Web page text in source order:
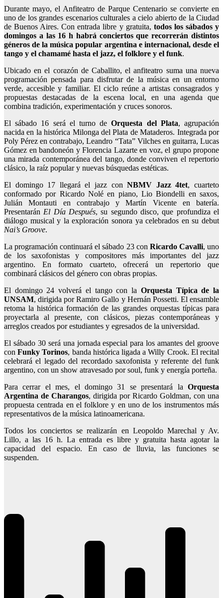
Durante mayo, el Anfiteatro de Parque Centenario se convierte en
uno de los grandes escenarios culturales a cielo abierto de la Ciudad
de Buenos Aires. Con entrada libre y gratuita, todos los sábados y
domingos a las 16 h habrá conciertos que recorrerán distintos
géneros de la música popular argentina e internacional, desde el
tango y el chamamé hasta el jazz, el folklore y el funk.
Ubicado en el corazón de Caballito, el anfiteatro suma una nueva
programación pensada para disfrutar de la música en un entorno
verde, accesible y familiar. El ciclo reúne a artistas consagrados y
propuestas destacadas de la escena local, en una agenda que
combina tradición, experimentación y cruces sonoros.
El sábado 16 será el turno deOrquesta del Plata, agrupación
nacida en la histórica Milonga del Plata de Mataderos. Integrada por
Poly Pérez en contrabajo, Leandro “Tata” Vilches en guitarra, Lucas
Gómez en bandoneón y Florencia Lazarte en voz, el grupo propone
una mirada contemporánea del tango, donde conviven el repertorio
clásico, la raíz popular y nuevas búsquedas estéticas.
El domingo 17 llegará el jazz conNBMV Jazz 4tet, cuarteto
conformado por Ricardo Nolé en piano, Lio Biondelli en saxos,
Julián Montauti en contrabajo y Martín Vicente en batería.
PresentaránEl Día Después, su segundo disco, que profundiza el
diálogo musical y la exploración sonora ya celebrados en su debut
Nai’s Groove.
La programación continuará el sábado 23 con Ricardo Cavalli, uno
de los saxofonistas y compositores más importantes del jazz
argentino. En formato cuarteto, ofrecerá un repertorio que
combinará clásicos del género con obras propias.
El domingo 24 volverá el tango con la Orquesta Típica de la
UNSAM, dirigida por Ramiro Gallo y Hernán Possetti. El ensamble
retoma la histórica formación de las grandes orquestas típicas para
proyectarla al presente, con clásicos, piezas contemporáneas y
arreglos creados por estudiantes y egresados de la universidad.
El sábado 30 será una jornada especial para los amantes del groove
conFunky Torinos, banda histórica ligada a Willy Crook. El recital
celebrará el legado del recordado saxofonista y referente del funk
argentino, con un show atravesado por soul, funk y energía porteña.
Para cerrar el mes, el domingo 31 se presentará la Orquesta
Argentina de Charangos, dirigida por Ricardo Goldman, con una
propuesta centrada en el folklore y en uno de los instrumentos más
representativos de la música latinoamericana.
Todos los conciertos se realizarán en Leopoldo Marechal y Av.
Lillo, a las 16 h. La entrada es libre y gratuita hasta agotar la
capacidad del espacio. En caso de lluvia, las funciones se
suspenden.